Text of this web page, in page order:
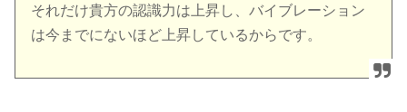
それだけ貴方の認識力は上昇し、バイブレーション
は今までにないほど上昇しているからです。